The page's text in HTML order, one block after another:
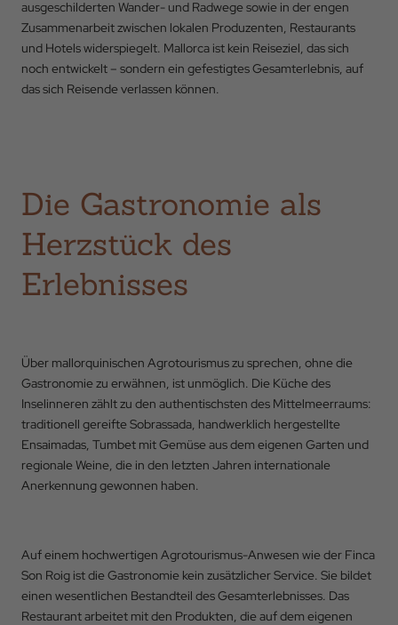
Abreise
Belegung
Aktionscode
ausgeschilderten Wander- und Radwege sowie in der engen
Zusammenarbeit zwischen lokalen Produzenten, Restaurants
und Hotels widerspiegelt. Mallorca ist kein Reiseziel, das sich
noch entwickelt – sondern ein gefestigtes Gesamterlebnis, auf
das sich Reisende verlassen können.
Die Gastronomie als
Herzstück des
Erlebnisses
Über mallorquinischen Agrotourismus zu sprechen, ohne die
Gastronomie zu erwähnen, ist unmöglich. Die Küche des
Inselinneren zählt zu den authentischsten des Mittelmeerraums:
traditionell gereifte Sobrassada, handwerklich hergestellte
Ensaimadas, Tumbet mit Gemüse aus dem eigenen Garten und
regionale Weine, die in den letzten Jahren internationale
Anerkennung gewonnen haben.
Auf einem hochwertigen Agrotourismus-Anwesen wie der Finca
Son Roig ist die Gastronomie kein zusätzlicher Service. Sie bildet
einen wesentlichen Bestandteil des Gesamterlebnisses. Das
Restaurant arbeitet mit den Produkten, die auf dem eigenen